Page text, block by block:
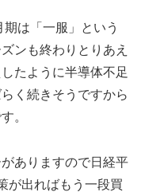
は「一服」という
ンも終わりとりあえ
たように半導体不足
く続きそうですから
。
ありますので日経平
が出ればもう一段買